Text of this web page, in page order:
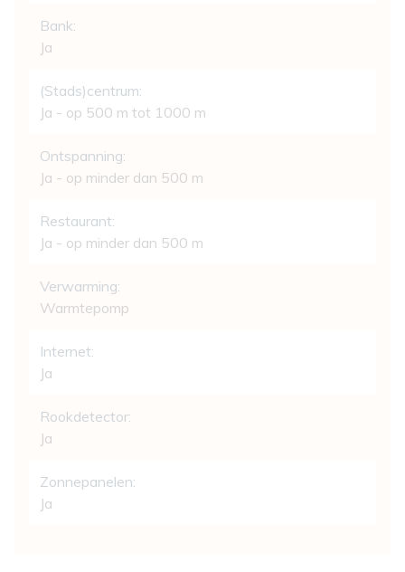
Bank:
Ja
(Stads)centrum:
Ja - op 500 m tot 1000 m
Ontspanning:
Ja - op minder dan 500 m
Restaurant:
Ja - op minder dan 500 m
Verwarming:
Warmtepomp
Internet:
Ja
Rookdetector:
Ja
Zonnepanelen:
Ja